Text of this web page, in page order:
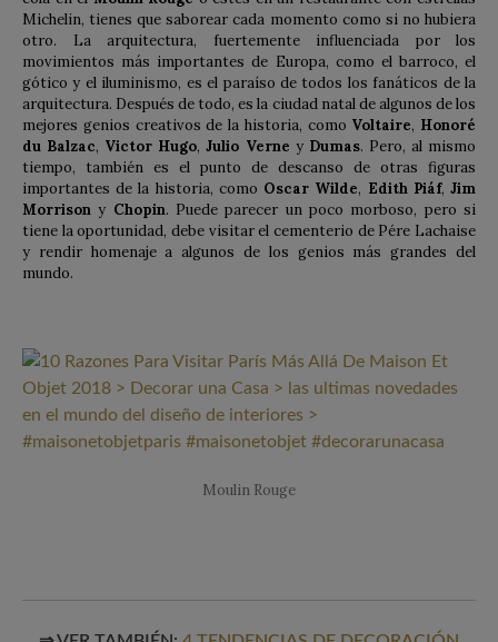
Michelin, tienes que saborear cada momento como si no hubiera
otro. La arquitectura, fuertemente influenciada por los
movimientos más importantes de Europa, como el barroco, el
gótico y el iluminismo, es el paraíso de todos los fanáticos de la
arquitectura. Después de todo, es la ciudad natal de algunos de los
mejores genios creativos de la historia, como Voltaire, Honoré
du Balzac, Victor Hugo,Julio Verne y Dumas. Pero, al mismo
tiempo, también es el punto de descanso de otras figuras
importantes de la historia, como Oscar Wilde, Edith Piáf,Jim
Morrison y Chopin. Puede parecer un poco morboso, pero si
tiene la oportunidad, debe visitar el cementerio de Pére Lachaise
y rendir homenaje a algunos de los genios más grandes del
mundo.
Moulin Rouge